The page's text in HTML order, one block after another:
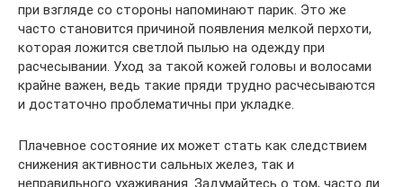
при взгляде со стороны напоминают парик. Это же
часто становится причиной появления мелкой перхоти,
которая ложится светлой пылью на одежду при
расчесывании. Уход за такой кожей головы и волосами
крайне важен, ведь такие пряди трудно расчесываются
и достаточно проблематичны при укладке.
Плачевное состояние их может стать как следствием
снижения активности сальных желез, так и
неправильного ухаживания. Задумайтесь о том, часто ли